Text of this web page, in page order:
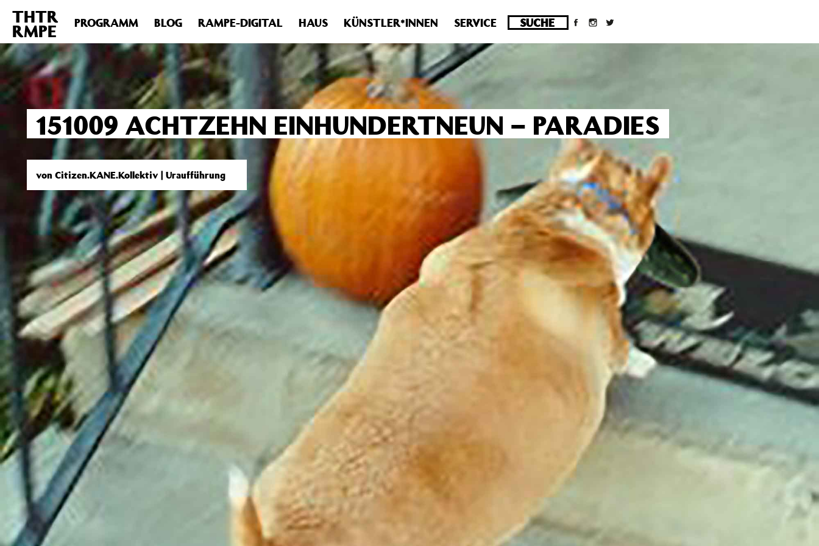
Deprecated : Die Funktion post_permalink ist seit Version 4.4.0 veraltet! Verwende stattdessen get_permalink(). in /homepages/10/d43051023/htdocs/wordpress/wp-
includes/functions.phpon line6031
THTR
RMPE PROGRAMM BLOG RAMPE-DIGITAL HAUS KÜNSTLER*INNEN SERVICE
151009 ACHTZEHN EINHUNDERTNEUN – PARADIES
von Citizen.KANE.Kollektiv | Uraufführung